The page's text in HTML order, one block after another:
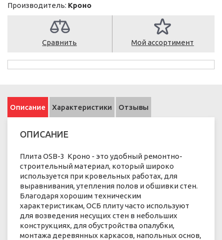
Производитель: Кроно
Сравнить Мой ассортимент
Описание Характеристики Отзывы
ОПИСАНИЕ
Плита OSB-3 Кроно - это удобный ремонтно-
строительный материал, который широко
используется при кровельных работах, для
выравнивания, утепления полов и обшивки стен.
Благодаря хорошим техническим
характеристикам, ОСБ плиту часто используют
для возведения несущих стен в небольших
конструкциях, для обустройства опалубки,
монтажа деревянных каркасов, напольных основ,